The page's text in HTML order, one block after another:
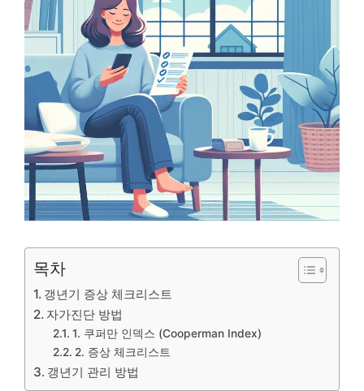
목차
갱년기 증상 체크리스트
자가진단 방법
1. 쿠퍼만 인덱스 (Cooperman Index)
2. 증상 체크리스트
갱년기 관리 방법